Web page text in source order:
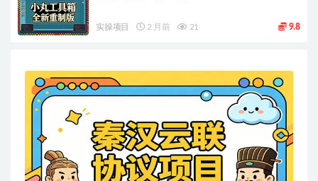
实操项目 2 月前 21 9.8